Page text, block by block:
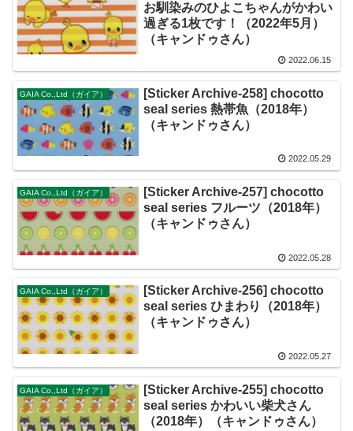
お馴染みのひよこちゃんがかわい
過ぎる1枚です！（2022年5月）
（キャンドゥさん）
2022.06.15
GAIA Co.,Ltd（ガイア）
[Sticker Archive-258] chocotto
seal series 熱帯魚（2018年）
（キャンドゥさん）
2022.05.29
GAIA Co.,Ltd（ガイア）
[Sticker Archive-257] chocotto
seal series フルーツ（2018年）
（キャンドゥさん）
2022.05.28
GAIA Co.,Ltd（ガイア）
[Sticker Archive-256] chocotto
seal series ひまわり（2018年）
（キャンドゥさん）
2022.05.27
GAIA Co.,Ltd（ガイア）
[Sticker Archive-255] chocotto
seal series かわいい柴犬さん
（2018年）（キャンドゥさん）